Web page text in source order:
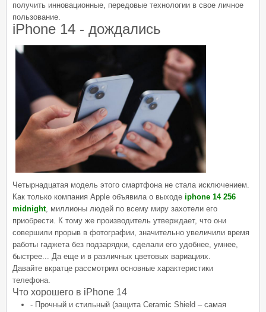
получить инновационные, передовые технологии в свое личное
пользование.
iPhone 14 - дождались
Четырнадцатая модель этого смартфона не стала исключением.
Как только компания Apple объявила о выходе iphone 14 256
midnight, миллионы людей по всему миру захотели его
приобрести. К тому же производитель утверждает, что они
совершили прорыв в фотографии, значительно увеличили время
работы гаджета без подзарядки, сделали его удобнее, умнее,
быстрее... Да еще и в различных цветовых вариациях.
Давайте вкратце рассмотрим основные характеристики
телефона.
Что хорошего в iPhone 14
- Прочный и стильный (защита Ceramic Shield – самая